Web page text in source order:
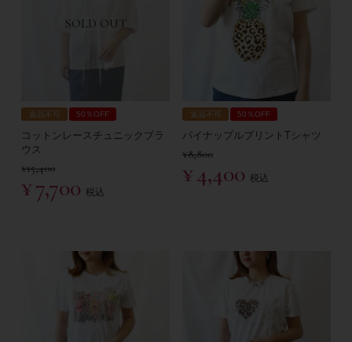
SOLD OUT
返品不可 50％OFF
コットンレースチュニックブラ
ウス
¥15,400
¥7,700 税込
返品不可 50％OFF
パイナップルプリントTシャツ
¥8,800
¥4,400 税込